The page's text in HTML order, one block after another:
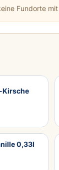
Fundorte
Kirsche
0,33l